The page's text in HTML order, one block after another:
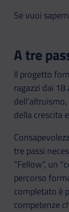
Se vuoi
A tre
Il progetto
ragazzi dai
della crescita
tre passi
“Fellow”, un
percorso
completato è
competenze